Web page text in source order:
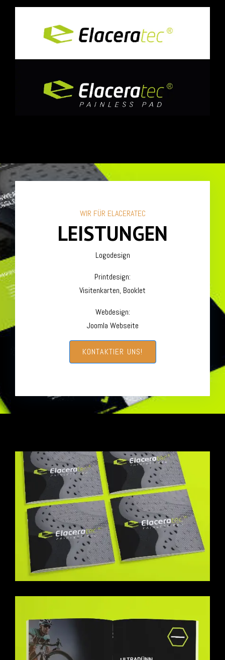
WIR FÜR ELACERATEC
LEISTUNGEN
Logodesign
Printdesign:
Visitenkarten, Booklet
Webdesign:
Joomla Webseite
KONTAKTIER UNS!